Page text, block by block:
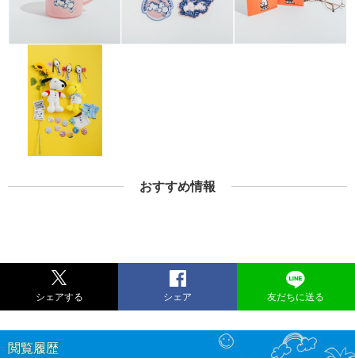
おすすめ情報
シェアする シェア 友だちに送る
閲覧履歴